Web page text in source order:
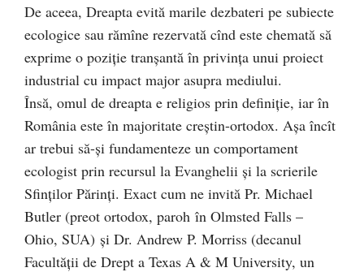
De aceea, Dreapta evită marile dezbateri pe subiecte
ecologice sau rămîne rezervată cînd este chemată să
exprime o poziţie tranşantă în privinţa unui proiect
industrial cu impact major asupra mediului.
Însă, omul de dreapta e religios prin definiţie, iar în
România este în majoritate creştin-ortodox. Aşa încît
ar trebui să-şi fundamenteze un comportament
ecologist prin recursul la Evanghelii şi la scrierile
Sfinţilor Părinţi. Exact cum ne invită Pr. Michael
Butler (preot ortodox, paroh în Olmsted Falls –
Ohio, SUA) şi Dr. Andrew P. Morriss (decanul
Facultăţii de Drept a Texas A & M University, un